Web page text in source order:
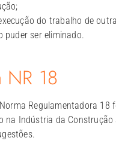
do trabalho de
puder ser eliminado.
NR 18
Regulamentadora 18
na Indústria da